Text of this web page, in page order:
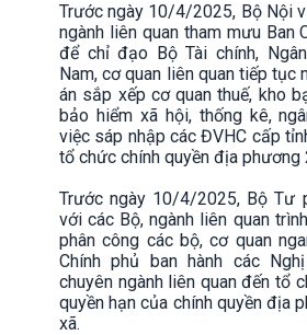
Trước ngày 10/4/2025, Bộ Nội
ngành liên quan tham mưu Ban
để chỉ đạo Bộ Tài chính,
Nam, cơ quan liên quan tiếp tục
án sắp xếp cơ quan thuế, kho
bảo hiểm xã hội, thống kê,
việc sáp nhập các ĐVHC cấp
tổ chức chính quyền địa phương
Trước ngày 10/4/2025, Bộ Tư
với các Bộ, ngành liên quan
phân công các bộ, cơ quan
Chính phủ ban hành các
chuyên ngành liên quan đến tổ
quyền hạn của chính quyền địa
xã.